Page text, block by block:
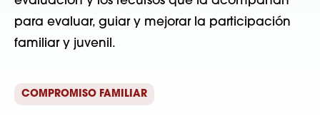
para evaluar, guiar y mejorar la participación
familiar y juvenil.
COMPROMISO FAMILIAR